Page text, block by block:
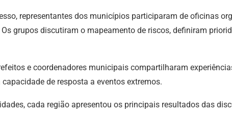
representantes dos municípios participaram de oficinas
Os grupos discutiram o mapeamento de riscos, definiram
e coordenadores municipais compartilharam
de resposta a eventos extremos.
cada região apresentou os principais resultados das